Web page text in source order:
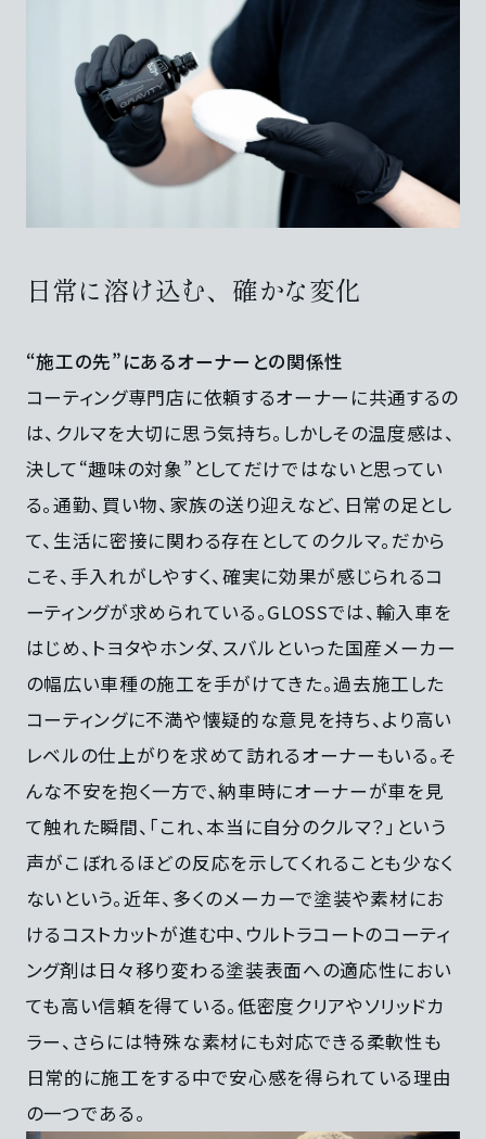
日常に溶け込む、確かな変化
“施工の先”にあるオーナーとの関係性
コーティング専門店に依頼するオーナーに共通するの
は、クルマを大切に思う気持ち。しかしその温度感は、
決して“趣味の対象”としてだけではないと思ってい
る。通勤、買い物、家族の送り迎えなど、日常の足とし
て、生活に密接に関わる存在としてのクルマ。だから
こそ、手入れがしやすく、確実に効果が感じられるコ
ーティングが求められている。GLOSSでは、輸入車を
はじめ、トヨタやホンダ、スバルといった国産メーカー
の幅広い車種の施工を手がけてきた。過去施工した
コーティングに不満や懐疑的な意見を持ち、より高い
レベルの仕上がりを求めて訪れるオーナーもいる。そ
んな不安を抱く一方で、納車時にオーナーが車を見
て触れた瞬間、「これ、本当に自分のクルマ？」という
声がこぼれるほどの反応を示してくれることも少なく
ないという。近年、多くのメーカーで塗装や素材にお
けるコストカットが進む中、ウルトラコートのコーティ
ング剤は日々移り変わる塗装表面への適応性におい
ても高い信頼を得ている。低密度クリアやソリッドカ
ラー、さらには特殊な素材にも対応できる柔軟性も
日常的に施工をする中で安心感を得られている理由
の一つである。